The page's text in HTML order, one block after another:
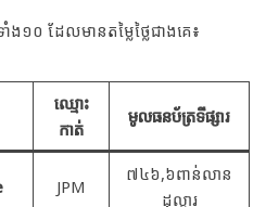
ាំង១០ ដែលមានតម្លៃថ្លៃជាងគេ៖
ឈ្មោះ
កាត់
មូលធនប័ត្រទីផ្សារ
JPM
៧៤៦,៦ពាន់លាន
ដុល្លារ